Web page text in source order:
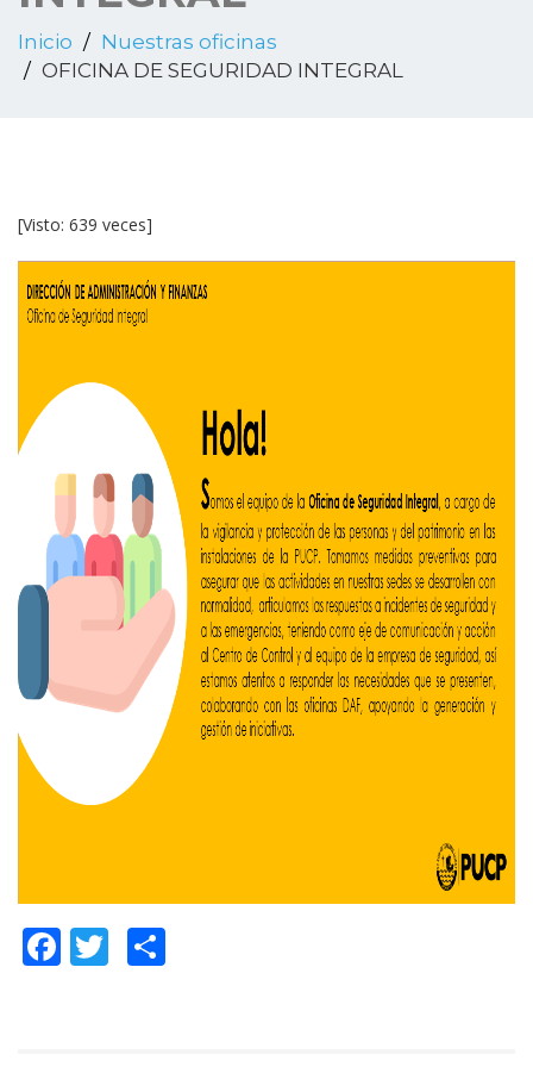
Inicio
Nuestras oficinas
OFICINA DE SEGURIDAD INTEGRAL
[Visto: 639 veces]
Facebook
Twitter